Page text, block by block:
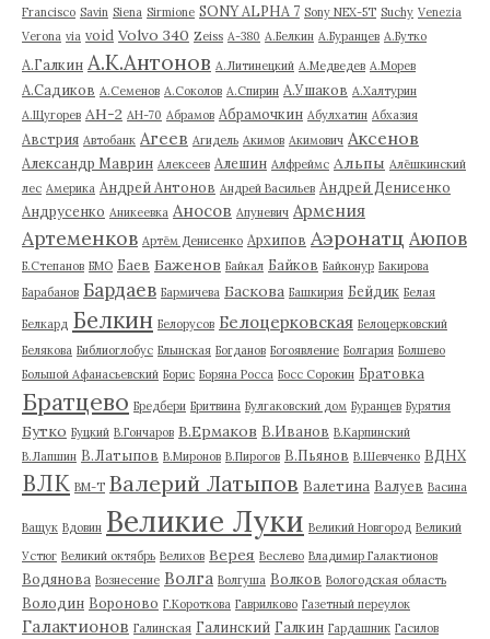
Francisco Savin Siena Sirmione SONY ALPHA 7 Sony NEX-5T Suchy Venezia
Verona via void Volvo 340 Zeiss А-380 А.Белкин А.Буранцев А.Бутко
А.Галкин А.К.Антонов А.Литинецкий А.Медведев А.Морев
А.Садиков А.Семенов А.Соколов А.Спирин А.Ушаков А.Халтурин
А.Щугорев АН-2 АН-70 Абрамов Абрамочкин Абулхатин Абхазия
Австрия Автобанк Агеев Агидель Акимов Акимович Аксенов
Александр Маврин Алексеев Алешин Алфреймс Альпы Алёшкинский
лес Америка Андрей Антонов Андрей Васильев Андрей Денисенко
Андрусенко Аникеевка Аносов Апуневич Армения
Артеменков Артём Денисенко Архипов Аэронатц Аюпов
Б.Степанов БМО Баев Баженов Байкал Байков Байконур Бакирова
Барабанов Бардаев Бармичева Баскова Башкирия Бейдик Белая
Белкард Белкин Белорусов Белоцерковская Белоцерковский
Белякова Библиоглобус Блынская Богданов Богоявление Болгария Болшево
Большой Афанасьевский Борис Боряна Росса Босс Сорокин Братовка
Братцево Бредбери Бритвина Булгаковский дом Буранцев Бурятия
Бутко Буцкий В.Гончаров В.Ермаков В.Иванов В.Карпинский
В.Лапшин В.Латыпов В.Миронов В.Пирогов В.Пьянов В.Шевченко ВДНХ
ВЛК ВМ-Т Валерий Латыпов Валетина Валуев Васина
Ващук Вдовин Великие Луки Великий Новгород Великий
Устюг Великий октябрь Велихов Верея Веслево Владимир Галактионов
Водянова Вознесение Волга Волгуша Волков Вологодская область
Володин Вороново Г.Короткова Гаврилково Газетный переулок
Галактионов Галинская Галинский Галкин Гардашник Гасилов